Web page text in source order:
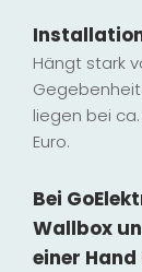
Installatio
Hängt stark
liegen bei
Euro.
Bei
Wallbox
einer